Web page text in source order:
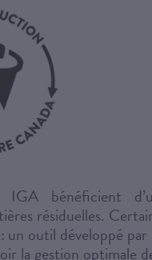
IGA bénéficient
résiduelles.
: un outil développé par
la gestion optimale